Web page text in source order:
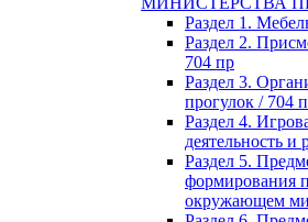
Раздел 1.
Раздел 2.
704 пр
Раздел 3.
прогулок / 704
Раздел 4.
деятельность и
Раздел 5.
формирования
окружающем